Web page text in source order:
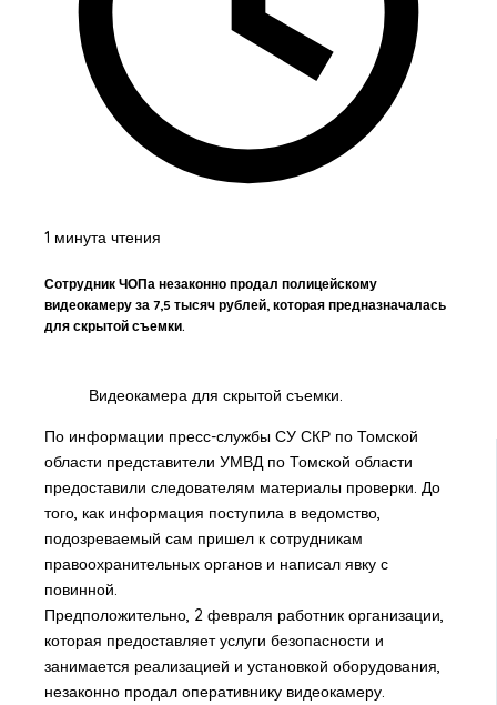
1 минута чтения
Сотрудник ЧОПа незаконно продал полицейскому
видеокамеру за 7,5 тысяч рублей, которая предназначалась
для скрытой съемки.
Видеокамера для скрытой съемки.
По информации пресс-службы СУ СКР по Томской
области представители УМВД по Томской области
предоставили следователям материалы проверки. До
того, как информация поступила в ведомство,
подозреваемый сам пришел к сотрудникам
правоохранительных органов и написал явку с
повинной.
Предположительно, 2 февраля работник организации,
которая предоставляет услуги безопасности и
занимается реализацией и установкой оборудования,
незаконно продал оперативнику видеокамеру.